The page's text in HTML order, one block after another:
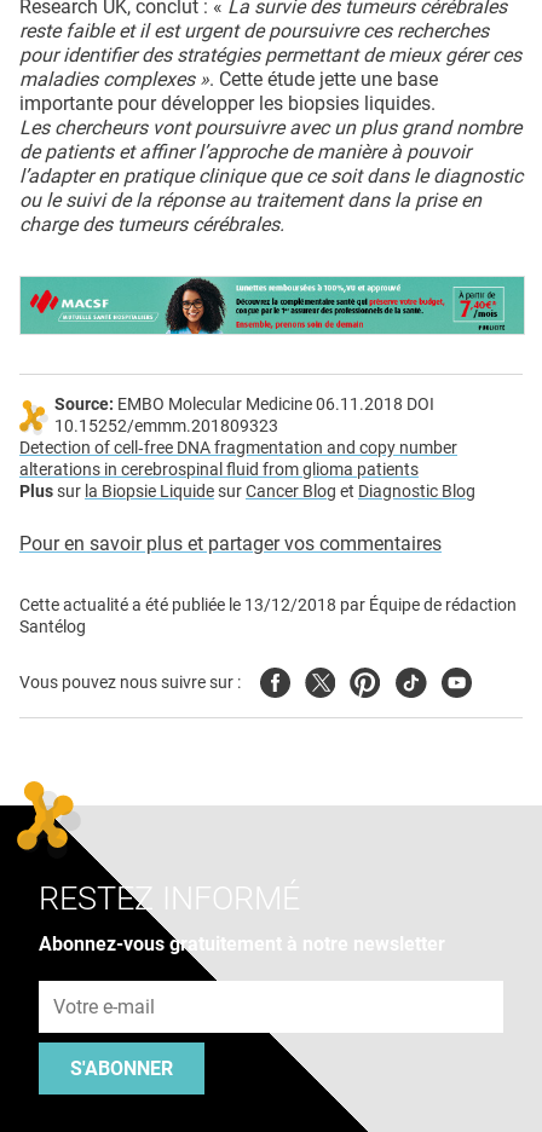
Research UK, conclut : « La survie des tumeurs cérébrales
reste faible et il est urgent de poursuivre ces recherches
pour identifier des stratégies permettant de mieux gérer ces
maladies complexes ». Cette étude jette une base
importante pour développer les biopsies liquides.
Les chercheurs vont poursuivre avec un plus grand nombre
de patients et affiner l’approche de manière à pouvoir
l’adapter en pratique clinique que ce soit dans le diagnostic
ou le suivi de la réponse au traitement dans la prise en
charge des tumeurs cérébrales.
Source: EMBO Molecular Medicine 06.11.2018 DOI
10.15252/emmm.201809323
Detection of cell‐free DNA fragmentation and copy number
alterations in cerebrospinal fluid from glioma patients
Plussur la Biopsie LiquidesurCancer Blog et Diagnostic Blog
Pour en savoir plus et partager vos commentaires
Cette actualité a été publiée le 13/12/2018 par Équipe de rédaction
Santélog
Vous pouvez nous suivre sur : FacebookTwitterPinterest
TiktokYoutube
RESTEZ INFORMÉ
Abonnez-vous gratuitement à notre newsletter
S'ABONNER